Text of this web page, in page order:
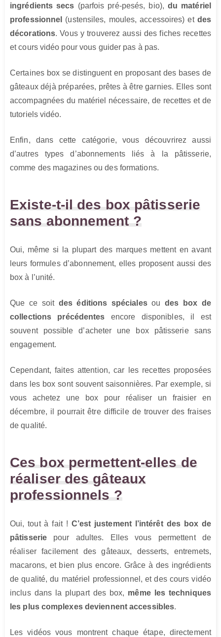
ingrédients secs (parfois pré-pesés, bio), du matériel
professionnel
(ustensiles, moules, accessoires) et des
décorations. Vous y trouverez aussi des fiches recettes
et cours vidéo pour vous guider pas à pas.
Certaines box se distinguent en proposant des bases de
gâteaux déjà préparées, prêtes à être garnies. Elles sont
accompagnées du matériel nécessaire, de recettes et de
tutoriels vidéo.
Enfin, dans cette catégorie, vous découvrirez aussi
d’autres types d’abonnements liés à la pâtisserie,
comme des magazines ou des formations.
Existe-t-il des box pâtisserie
sans abonnement ?
Oui, même si la plupart des marques mettent en avant
leurs formules d’abonnement, elles proposent aussi des
box à l’unité.
Que ce soit des éditions spécialesoudes box de
collections précédentes encore disponibles, il est
souvent possible d’acheter une box pâtisserie sans
engagement.
Cependant, faites attention, car les recettes proposées
dans les box sont souvent saisonnières. Par exemple, si
vous achetez une box pour réaliser un fraisier en
décembre, il pourrait être difficile de trouver des fraises
de qualité.
Ces box permettent-elles de
réaliser des gâteaux
professionnels ?
Oui, tout à fait ! C’est justement l’intérêt des box de
pâtisserie pour adultes. Elles vous permettent de
réaliser facilement des gâteaux, desserts, entremets,
macarons, et bien plus encore. Grâce à des ingrédients
de qualité, du matériel professionnel, et des cours vidéo
inclus dans la plupart des box, même les techniques
les plus complexes deviennent accessibles.
Les vidéos vous montrent chaque étape, directement